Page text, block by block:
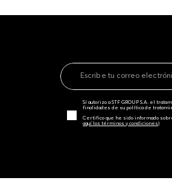
Sí autorizo a STF GROUP S.A. el
finalidades de su política de
Certifico que he sido informado
aquí los términos y condiciones)